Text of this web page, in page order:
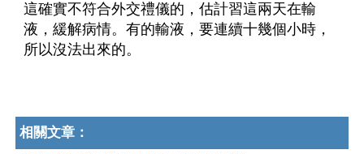
這確實不符合外交禮儀的，估計習這兩天在輸
液，緩解病情。有的輸液，要連續十幾個小時，
所以沒法出來的。
相關文章：